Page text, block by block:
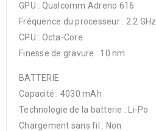
GPU : Qualcomm Adreno 616
Fréquence du processeur : 2.2 GHz
CPU : Octa-Core
Finesse de gravure : 10 nm
BATTERIE
Capacité : 4030 mAh
Technologie de la batterie : Li-Po
Chargement sans fil : Non